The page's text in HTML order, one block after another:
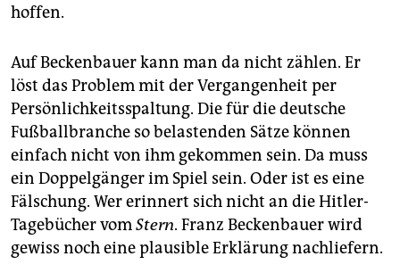
hoffen.
Auf Beckenbauer kann man da nicht zählen. Er
löst das Problem mit der Vergangenheit per
Persönlichkeitsspaltung. Die für die deutsche
Fußballbranche so belastenden Sätze können
einfach nicht von ihm gekommen sein. Da muss
ein Doppelgänger im Spiel sein. Oder ist es eine
Fälschung. Wer erinnert sich nicht an die Hitler-
Tagebücher vomStern. Franz Beckenbauer wird
gewiss noch eine plausible Erklärung nachliefern.